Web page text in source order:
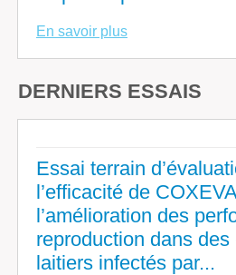
En savoir plus
DERNIERS ESSAIS
Essai terrain
l’efficacité de
l’amélioration des
reproduction dans des
laitiers infectés par...